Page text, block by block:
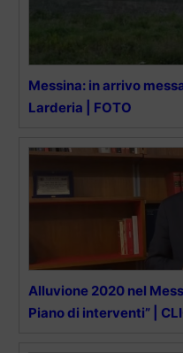
Messina: in arrivo
Larderia | FOTO
Alluvione 2020 nel
Piano di interventi” |